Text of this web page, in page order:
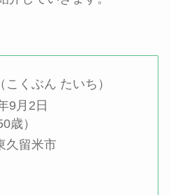
こくぶん たいち）
9月2日
歳）
久留米市